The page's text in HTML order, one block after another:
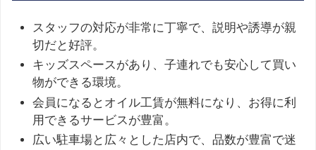
スタッフの対応が非常に丁寧で、説明や誘導が親
切だと好評。
キッズスペースがあり、子連れでも安心して買い
物ができる環境。
会員になるとオイル工賃が無料になり、お得に利
用できるサービスが豊富。
広い駐車場と広々とした店内で、品数が豊富で迷